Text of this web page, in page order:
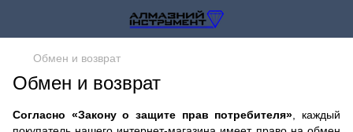
Обмен и возврат
Обмен и возврат
Согласно «Закону о защите прав потребителя» , каждый